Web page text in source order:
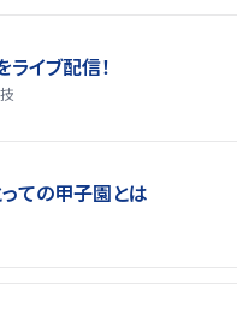
イブ配信！
ての甲子園とは